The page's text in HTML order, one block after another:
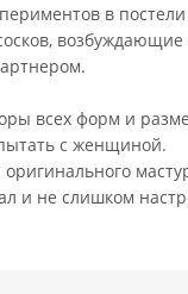
в
всех форм и
с женщиной.
и не слишком